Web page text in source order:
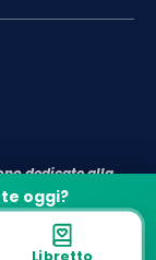
dedicate alla
oggi?
Libretto